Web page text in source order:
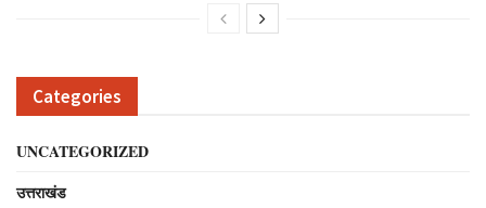
Categories
UNCATEGORIZED
उत्तराखंड